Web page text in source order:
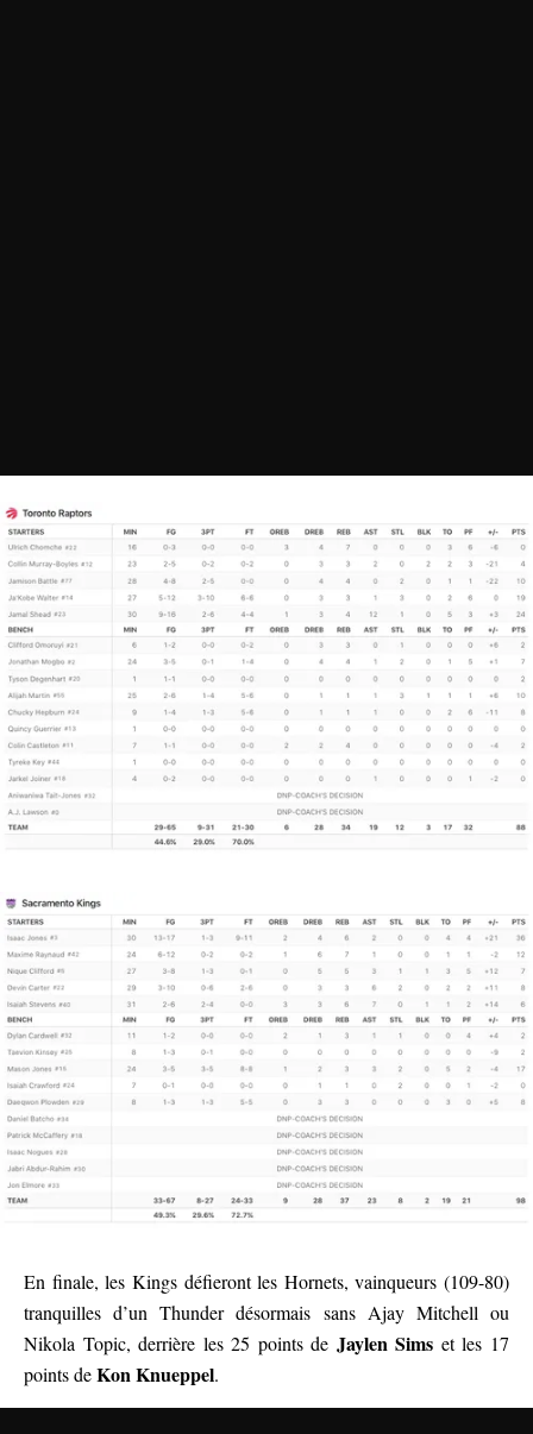
En finale, les Kings défieront les Hornets, vainqueurs (109-80)
tranquilles d’un Thunder désormais sans Ajay Mitchell ou
Nikola Topic, derrière les 25 points de Jaylen Sims et les 17
points deKon Knueppel.